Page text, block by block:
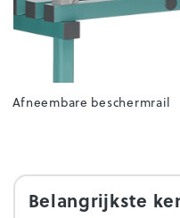
Afneembare beschermrail
Belangrijkste